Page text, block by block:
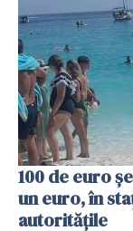
100 de euro
un euro, în
autoritățile